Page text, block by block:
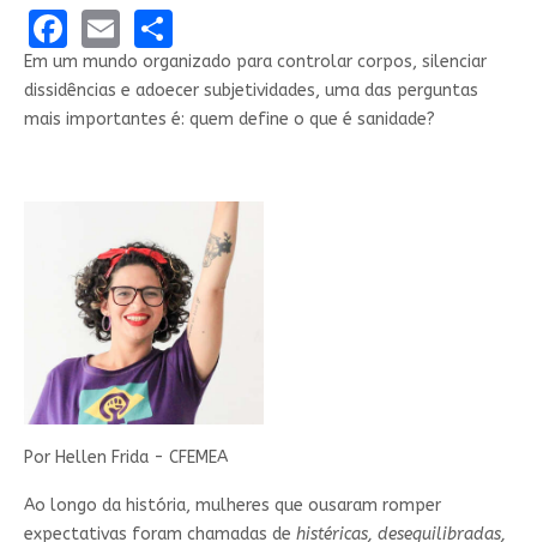
Facebook
EmailShare
Em um mundo organizado para controlar corpos, silenciar
dissidências e adoecer subjetividades, uma das perguntas
mais importantes é: quem define o que é sanidade?
Por Hellen Frida - CFEMEA
Ao longo da história, mulheres que ousaram romper
expectativas foram chamadas de histéricas, desequilibradas,